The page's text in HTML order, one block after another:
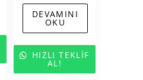
DEVAMINI
OKU
HIZLI TEKLIF
AL!